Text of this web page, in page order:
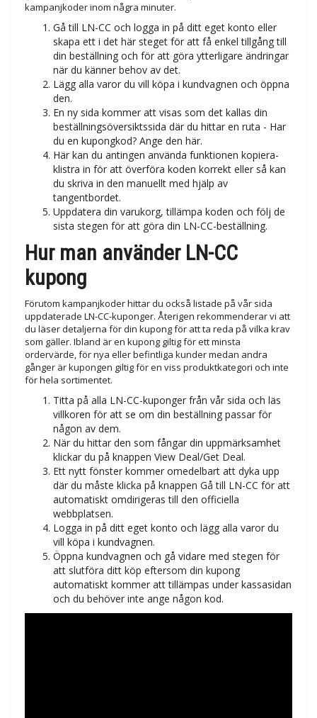
kampanjkoder inom några minuter.
Gå till LN-CC och logga in på ditt eget konto eller
skapa ett i det här steget för att få enkel tillgång till
din beställning och för att göra ytterligare ändringar
när du känner behov av det.
Lägg alla varor du vill köpa i kundvagnen och öppna
den.
En ny sida kommer att visas som det kallas din
beställningsöversiktssida där du hittar en ruta - Har
du en kupongkod? Ange den här.
Här kan du antingen använda funktionen kopiera-
klistra in för att överföra koden korrekt eller så kan
du skriva in den manuellt med hjälp av
tangentbordet.
Uppdatera din varukorg, tillämpa koden och följ de
sista stegen för att göra din LN-CC-beställning.
Hur man använder LN-CC
kupong
Förutom kampanjkoder hittar du också listade på vår sida
uppdaterade LN-CC-kuponger. Återigen rekommenderar vi att
du läser detaljerna för din kupong för att ta reda på vilka krav
som gäller. Ibland är en kupong giltig för ett minsta
ordervärde, för nya eller befintliga kunder medan andra
gånger är kupongen giltig för en viss produktkategori och inte
för hela sortimentet.
Titta på alla LN-CC-kuponger från vår sida och läs
villkoren för att se om din beställning passar för
någon av dem.
När du hittar den som fångar din uppmärksamhet
klickar du på knappen View Deal/Get Deal.
Ett nytt fönster kommer omedelbart att dyka upp
där du måste klicka på knappen Gå till LN-CC för att
automatiskt omdirigeras till den officiella
webbplatsen.
Logga in på ditt eget konto och lägg alla varor du
vill köpa i kundvagnen.
Öppna kundvagnen och gå vidare med stegen för
att slutföra ditt köp eftersom din kupong
automatiskt kommer att tillämpas under kassasidan
och du behöver inte ange någon kod.